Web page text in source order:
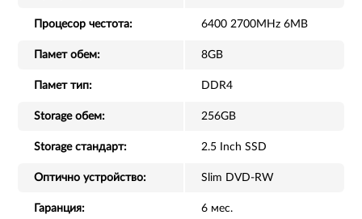
Процесор честота: 6400 2700MHz 6MB
Памет обем: 8GB
Памет тип: DDR4
Storage обем: 256GB
Storage стандарт: 2.5 Inch SSD
Оптично устройство: Slim DVD-RW
Гаранция: 6 мес.